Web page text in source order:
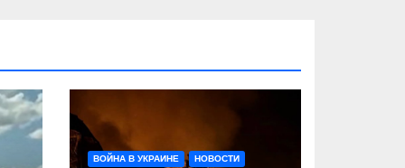
ВОЙНА В УКРАИНЕ НОВОСТИ